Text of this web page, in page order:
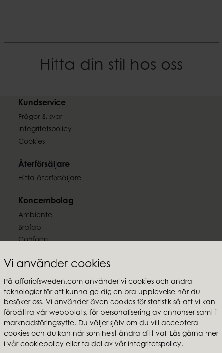
Vi använder cookies
På affariofsweden.com använder vi cookies och andra
teknologier för att kunna ge dig en bra upplevelse när du
besöker oss. Vi använder även cookies för statistik så att vi kan
förbättra vår webbplats, för personalisering av annonser samt i
marknadsföringssyfte. Du väljer själv om du vill acceptera
cookies och du kan när som helst ändra ditt val. Läs gärna mer
i vår cookiepolicyeller ta del av vår integritetspolicy.
Hitta din stil hos oss
Kundservice
Frågor & svar
Integritetspolicy
Cookies
Återförsäljare
Hitta återförsäljare
Koncernbolag
Ambiente
Brafab
Conform
MTI
Följ oss
Affari of Sweden